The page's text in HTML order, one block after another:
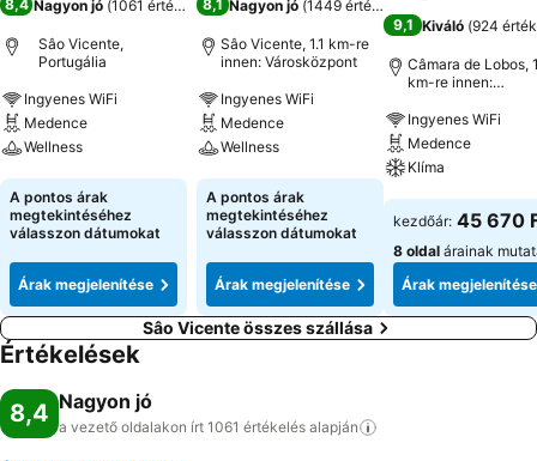
8,4 Nagyon jó (1061 értékelés)
Sâo Vicente,
Portugália
Ingyenes WiFi
Medence
Wellness
Árak megjelenítése
A pontos árak
megtekintéséhez
válasszon dátumokat
Árak megjelenítése
8,1 Nagyon jó (1449 értékelés
Sâo Vicente, 1.1 km-re
innen: Városközpont
Ingyenes WiFi
Medence
Wellness
Árak megjelenítése
A pontos árak
megtekintéséhez
válasszon dátumokat
Árak megjelenítése
9,1 Kiváló (924
Câmara de Lobos,
km-re innen:
Ingyenes WiFi
Medence
Klíma
Árak
kezdőár: 45 670
8 oldal árainak
Árak megjelenítése
Sâo Vicente összes szállása
Értékelések
8,4 Nagyon jó
a vezető oldalakon írt 1061 értékelés alapján